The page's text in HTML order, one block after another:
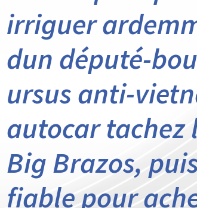
irriguer
dun député-
ursus anti-
autocar tachez
Big Brazos,
fiable pour